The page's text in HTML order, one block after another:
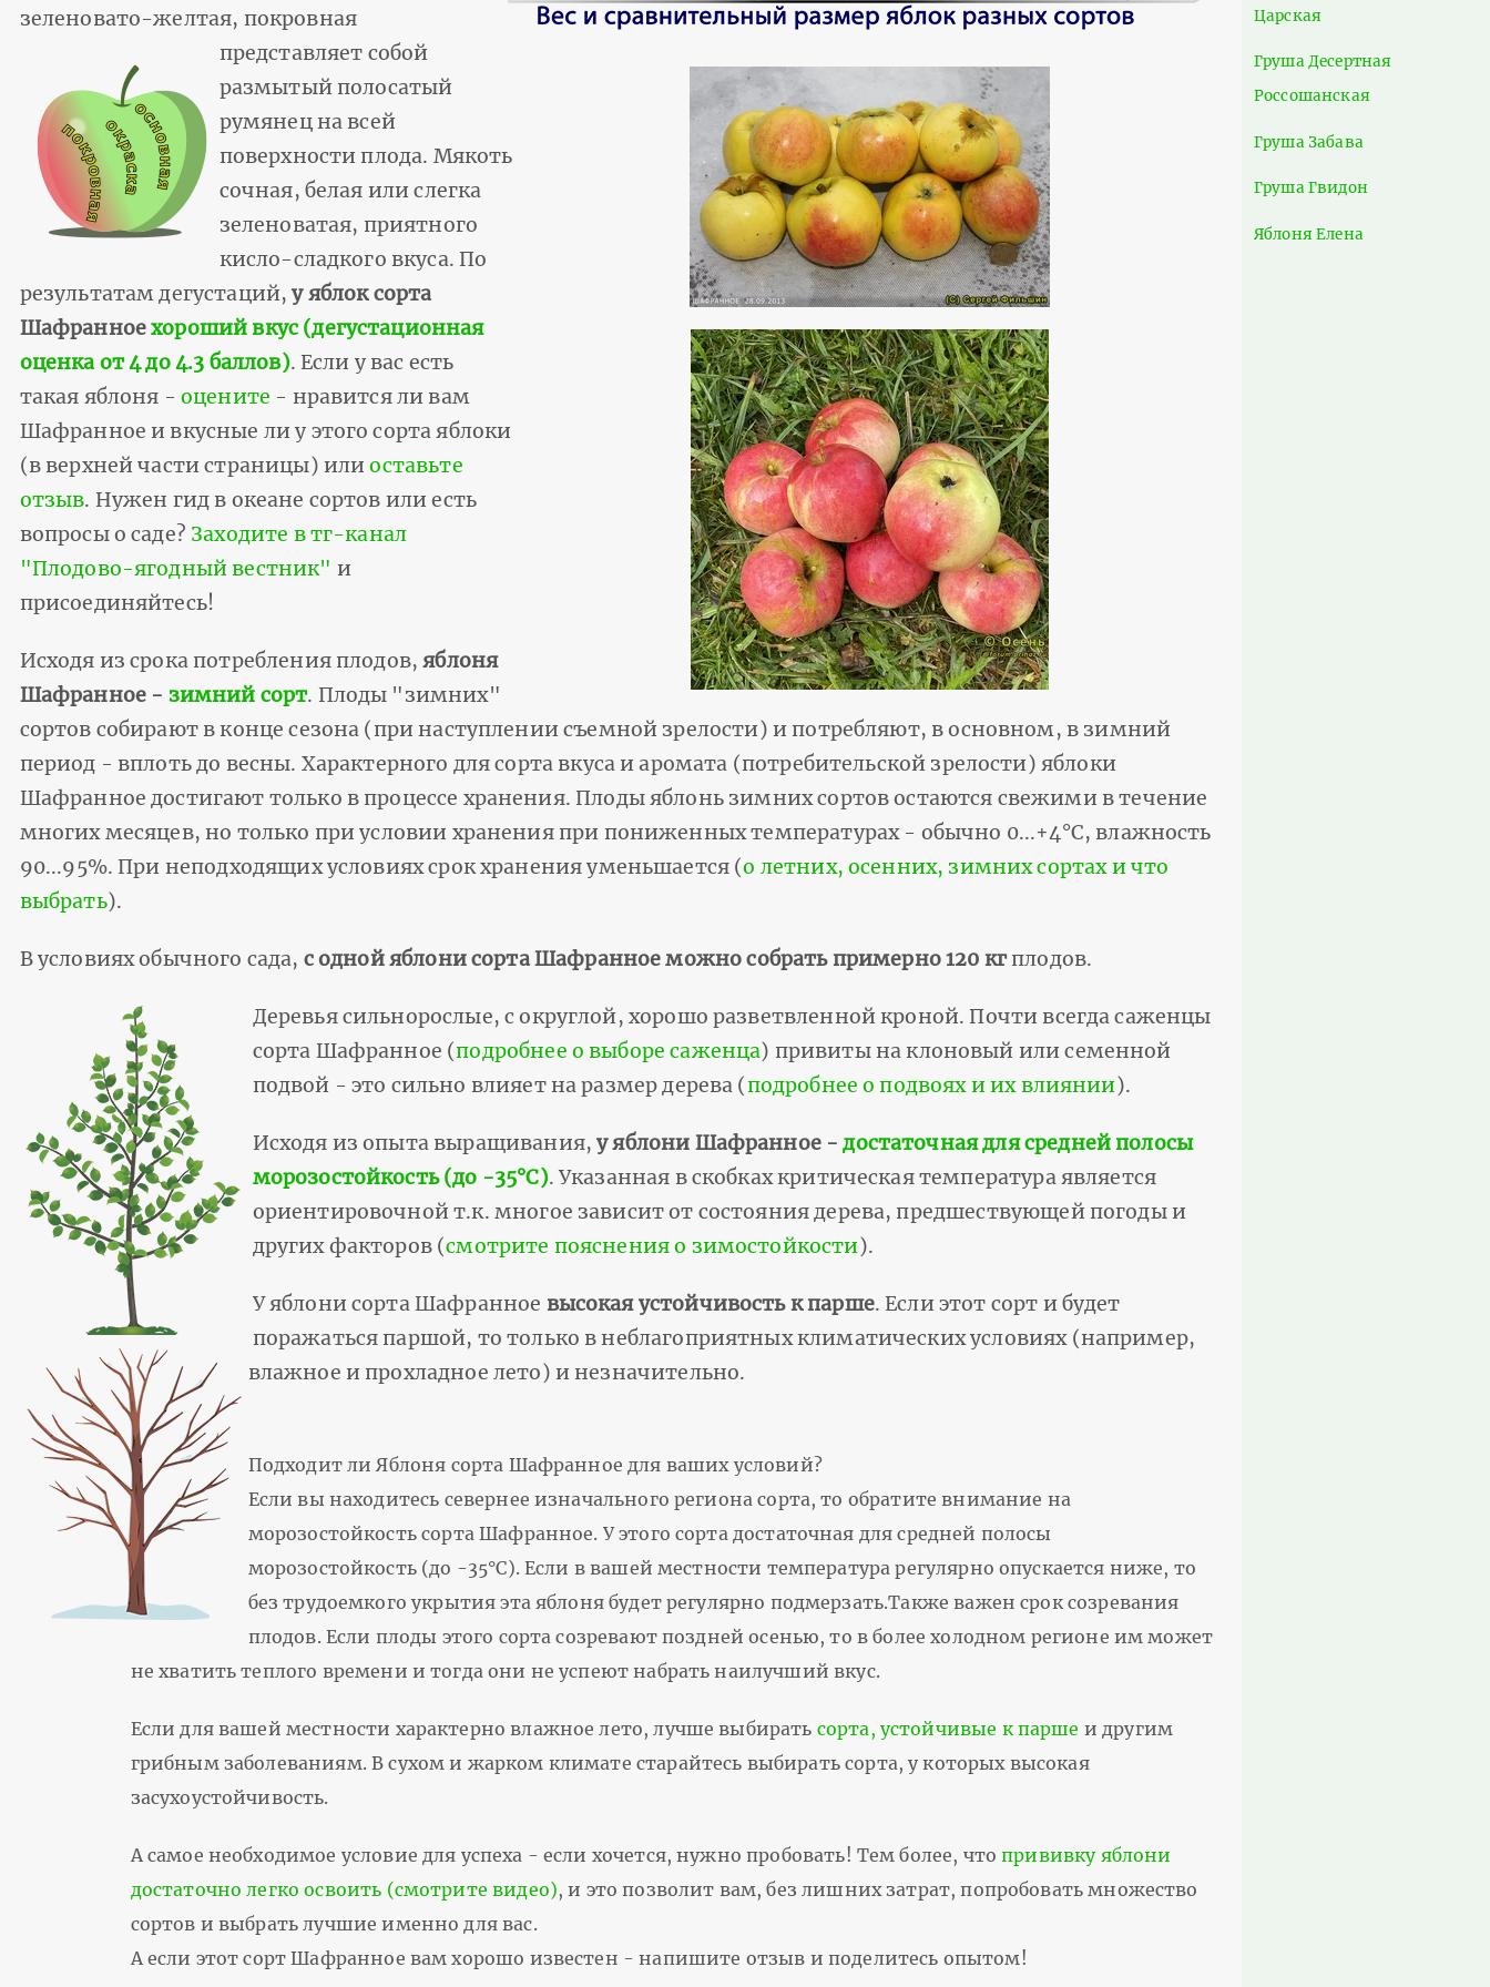
зеленовато-желтая, покровная
представляет собой
размытый полосатый
румянец на всей
поверхности плода. Мякоть
сочная, белая или слегка
зеленоватая, приятного
кисло-сладкого вкуса. По
результатам дегустаций,у яблок сорта
Шафранноехороший вкус (дегустационная
оценка от 4 до 4.3 баллов). Если у вас есть
такая яблоня - оцените - нравится ли вам
Шафранное и вкусные ли у этого сорта яблоки
(в верхней части страницы) илиоставьте
отзыв. Нужен гид в океане сортов или есть
вопросы о саде? Заходите в тг-канал
"Плодово-ягодный вестник" и
присоединяйтесь!
Исходя из срока потребления плодов,яблоня
Шафранное - зимний сорт. Плоды "зимних"
сортов собирают в конце сезона (при наступлении съемной зрелости) и потребляют, в основном, в зимний
период - вплоть до весны. Характерного для сорта вкуса и аромата (потребительской зрелости) яблоки
Шафранное достигают только в процессе хранения. Плоды яблонь зимних сортов остаются свежими в течение
многих месяцев, но только при условии хранения при пониженных температурах - обычно 0...+4°С, влажность
90...95%. При неподходящих условиях срок хранения уменьшается (о летних, осенних, зимних сортах и что
выбрать).
В условиях обычного сада, с одной яблони сорта Шафранное можно собрать примерно 120 кгплодов.
Деревья сильнорослые, с округлой, хорошо разветвленной кроной. Почти всегда саженцы
сорта Шафранное (подробнее о выборе саженца) привиты на клоновый или семенной
подвой - это сильно влияет на размер дерева (подробнее о подвоях и их влиянии).
Исходя из опыта выращивания,у яблони Шафранное -достаточная для средней полосы
морозостойкость (до -35°С). Указанная в скобках критическая температура является
ориентировочной т.к. многое зависит от состояния дерева, предшествующей погоды и
других факторов (смотрите пояснения о зимостойкости).
У яблони сорта Шафранное высокая устойчивость к парше. Если этот сорт и будет
поражаться паршой, то только в неблагоприятных климатических условиях (например,
влажное и прохладное лето) и незначительно.
Подходит ли Яблоня сорта Шафранное для ваших условий?
Если вы находитесь севернее изначального региона сорта, то обратите внимание на
морозостойкость сорта Шафранное. У этого сорта достаточная для средней полосы
морозостойкость (до -35°С). Если в вашей местности температура регулярно опускается ниже, то
без трудоемкого укрытия эта яблоня будет регулярно подмерзать.Также важен срок созревания
плодов. Если плоды этого сорта созревают поздней осенью, то в более холодном регионе им может
не хватить теплого времени и тогда они не успеют набрать наилучший вкус.
Если для вашей местности характерно влажное лето, лучше выбирать сорта, устойчивые к парше и другим
грибным заболеваниям. В сухом и жарком климате старайтесь выбирать сорта, у которых высокая
засухоустойчивость.
А самое необходимое условие для успеха - если хочется, нужно пробовать! Тем более, чтопрививку яблони
достаточно легко освоить (смотрите видео), и это позволит вам, без лишних затрат, попробовать множество
сортов и выбрать лучшие именно для вас.
А если этот сорт Шафранное вам хорошо известен - напишите отзыв и поделитесь опытом!
Царская
Груша Десертная
Россошанская
Груша Забава
Груша Гвидон
Яблоня Елена